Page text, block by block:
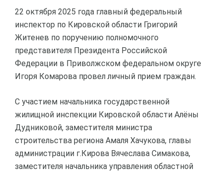
22 октября 2025 года главный федеральный
инспектор по Кировской области Григорий
Житенев по поручению полномочного
представителя Президента Российской
Федерации в Приволжском федеральном округе
Игоря Комарова провел личный прием граждан.
С участием начальника государственной
жилищной инспекции Кировской области Алёны
Дудниковой, заместителя министра
строительства региона Амаля Хачукова, главы
администрации г.Кирова Вячеслава Симакова,
заместителя начальника управления областной